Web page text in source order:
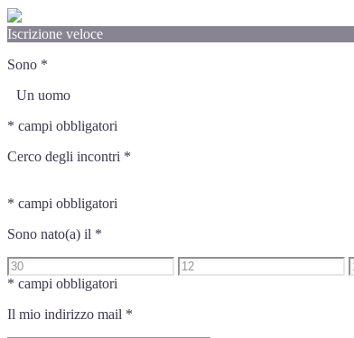
Iscrizione veloce
Sono *
Un uomo
* campi obbligatori
Cerco degli incontri *
* campi obbligatori
Sono nato(a) il *
* campi obbligatori
Il mio indirizzo mail *